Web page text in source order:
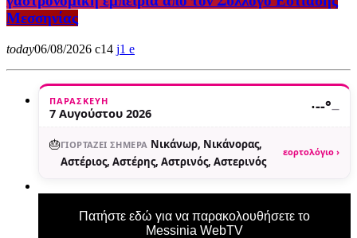
Μεσσηνίας
today06/08/2026 14 1
ΠΑΡΑΣΚΕΥΉ
7 Αυγούστου 2026 ·--°—
🎂ΓΙΟΡΤΆΖΕΙ ΣΉΜΕΡΑ Νικάνωρ, Νικάνορας,
Αστέριος, Αστέρης, Αστρινός, Αστερινός
εορτολόγιο ›
Πατήστε εδώ για να παρακολουθήσετε το
Messinia WebTV